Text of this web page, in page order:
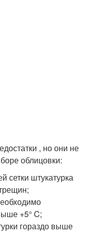
, но они не
облицовки:
сетки штукатурка
+5° C;
гораздо выше